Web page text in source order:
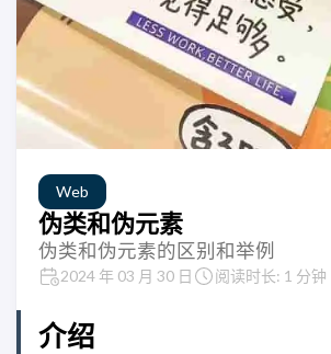
Web
伪类和伪元素
伪类和伪元素的区别和举例
2024 年 03 月 30 日 阅读时长: 1 分钟
介绍